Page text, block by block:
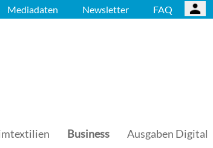
Mediadaten Newsletter FAQ
Business Ausgaben Digital